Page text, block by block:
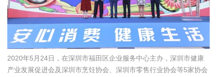
2020年5月24日，在深圳市福田区企业服务中心主办，深圳市健康
产业发展促进会及深圳市烹饪协会、深圳市零售行业协会等5家协会